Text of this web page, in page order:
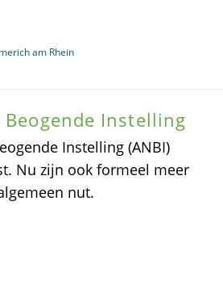
am Rhein
Instelling
Instelling (ANBI)
Nu zijn ook formeel meer
nut.